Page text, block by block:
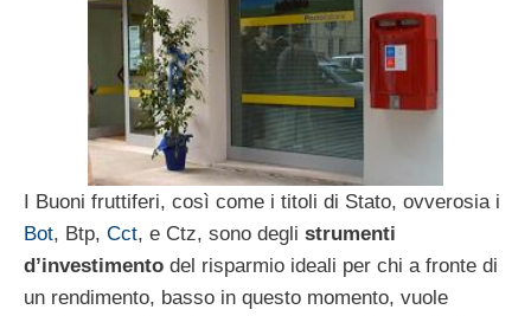
I Buoni fruttiferi, così come i titoli di Stato, ovverosia i
Bot, Btp, Cct, e Ctz, sono degli strumenti
d’investimento del risparmio ideali per chi a fronte di
un rendimento, basso in questo momento, vuole